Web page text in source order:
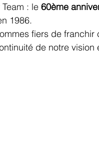
: le 60ème
1986.
fiers de
de notre